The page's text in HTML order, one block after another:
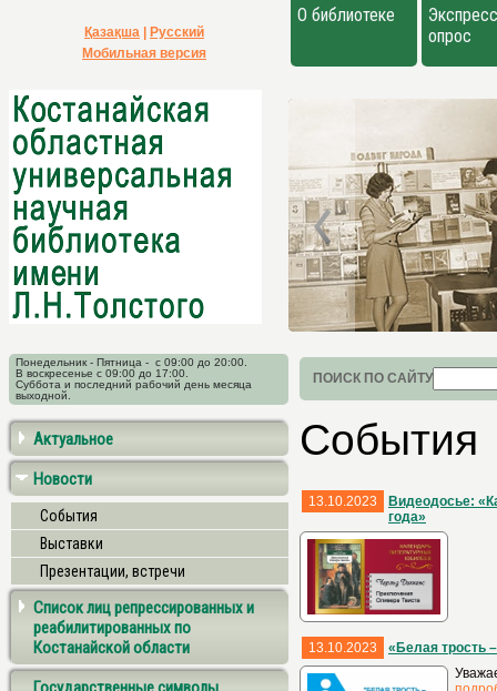
Қазақша
Русский
Мобильная версия
О библиотеке
опрос
Понедельник - Пятница - с 09:00 до 20:00.
В воскресенье с 09:00 до 17:00.
Суббота и последний рабочий день месяца
выходной.
ПОИСК ПО САЙТУ
Актуальное
Новости
События
Выставки
Презентации, встречи
Список лиц репрессированных и
реабилитированных по
Костанайской области
События
13.10.2023
Видеодосье:
года»
13.10.2023
«Белая трость